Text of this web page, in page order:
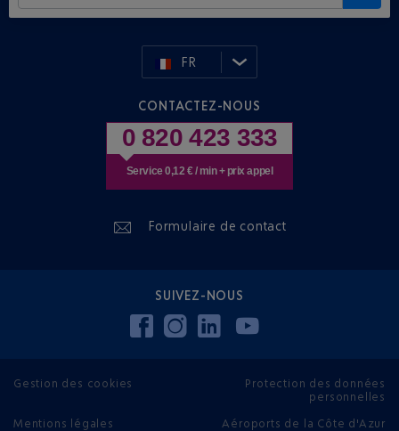
FR
CONTACTEZ-NOUS
0 820 423 333
Service 0,12 € / min + prix appel
Formulaire de contact
SUIVEZ-NOUS
Gestion des cookies
Protection des données
personnelles
Mentions légales
Aéroports de la Côte d'Azur